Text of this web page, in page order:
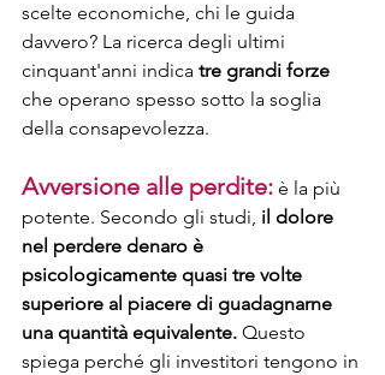
scelte economiche, chi le guida
davvero? La ricerca degli ultimi
cinquant'anni indica tre grandi forze
che operano spesso sotto la soglia
della consapevolezza.
Avversione alle perdite: è la più
potente. Secondo gli studi, il dolore
nel perdere denaro è
psicologicamente quasi tre volte
superiore al piacere di guadagnarne
una quantità equivalente. Questo
spiega perché gli investitori tengono in